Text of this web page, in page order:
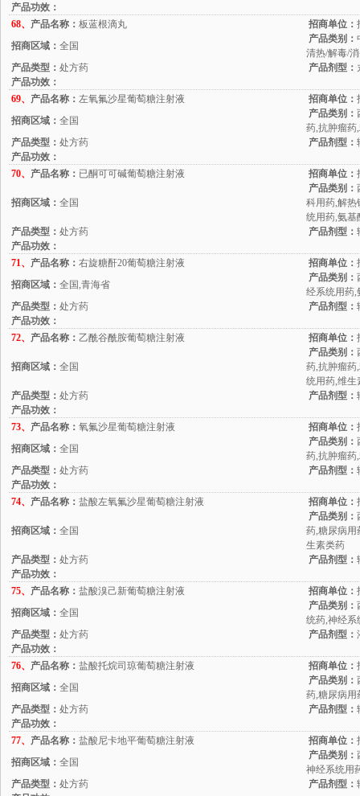
产品功效：
68、 产品名称： 板蓝根滴丸 招商单位：
招商区域： 全国
产品类别：
清热/解毒/
产品类型： 处方药 产品剂型：
产品功效：
69、 产品名称： 左氧氟沙星葡萄糖注射液 招商单位：
招商区域： 全国
产品类别：
药,抗肿瘤药
产品类型： 处方药 产品剂型：
产品功效：
70、 产品名称： 已酮可可碱葡萄糖注射液 招商单位：
招商区域： 全国
产品类别：
科用药,解热
统用药,氨基
产品类型： 处方药 产品剂型：
产品功效：
71、 产品名称： 右旋糖酐20葡萄糖注射液 招商单位：
招商区域： 全国,青海省
产品类别：
经系统用药,
产品类型： 处方药 产品剂型：
产品功效：
72、 产品名称： 乙酰谷酰胺葡萄糖注射液 招商单位：
招商区域： 全国
产品类别：
药,抗肿瘤药
统用药,维生
产品类型： 处方药 产品剂型：
产品功效：
73、 产品名称： 氧氟沙星葡萄糖注射液 招商单位：
招商区域： 全国
产品类别：
药,抗肿瘤药
产品类型： 处方药 产品剂型：
产品功效：
74、 产品名称： 盐酸左氧氟沙星葡萄糖注射液 招商单位：
招商区域： 全国
产品类别：
药,糖尿病用
生素类药
产品类型： 处方药 产品剂型：
产品功效：
75、 产品名称： 盐酸溴己新葡萄糖注射液 招商单位：
招商区域： 全国
产品类别：
统药,神经系
产品类型： 处方药 产品剂型：
产品功效：
76、 产品名称： 盐酸托烷司琼葡萄糖注射液 招商单位：
招商区域： 全国
产品类别：
药,糖尿病用
产品类型： 处方药 产品剂型：
产品功效：
77、 产品名称： 盐酸尼卡地平葡萄糖注射液 招商单位：
招商区域： 全国
产品类别：
神经系统用
产品类型： 处方药 产品剂型：